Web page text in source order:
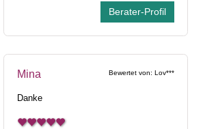
Berater-Profil
Bewertet von: Lov***
Mina
Danke